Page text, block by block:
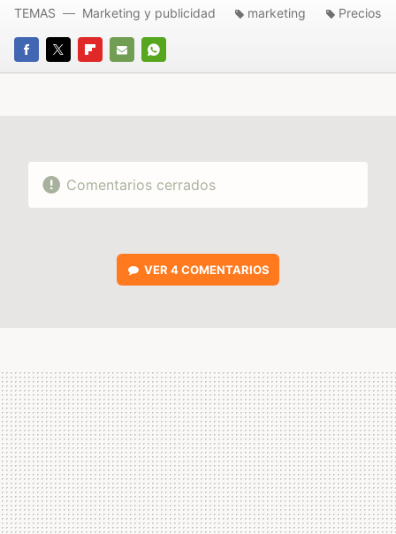
FACEBOOK
TWITTERFLIPBOARD
E-
WHATSAPP
TEMAS Marketing y publicidad marketing Precios
Comentarios cerrados
VER 4 COMENTARIOS